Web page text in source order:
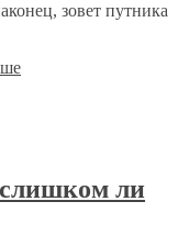
зовет путника
ли